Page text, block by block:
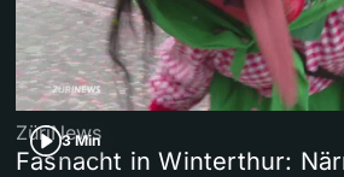
3 Min
ZüriNews
Fasnacht in Winterthur: